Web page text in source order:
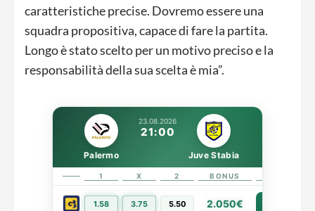
caratteristiche precise. Dovremo essere una
squadra propositiva, capace di fare la partita.
Longo è stato scelto per un motivo preciso e la
responsabilità della sua scelta è mia”.
23.08.2026
21:00
Palermo Juve Stabia
1 X 2 BONUS
1.58 3.75 5.50 2.050€